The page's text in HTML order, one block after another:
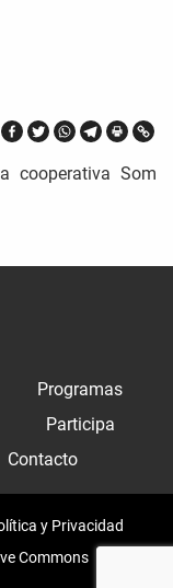
cooperativa Som
Programas
Participa
Contacto
y Privacidad
Commons